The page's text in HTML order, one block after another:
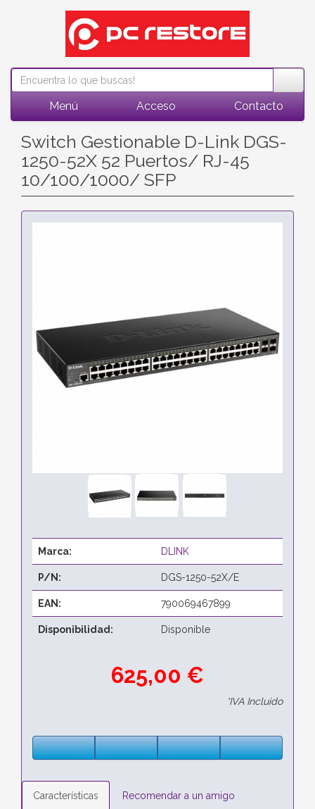
Menú Acceso Contacto
Switch Gestionable D-Link DGS-
1250-52X 52 Puertos/ RJ-45
10/100/1000/ SFP
Marca: DLINK
P/N: DGS-1250-52X/E
EAN: 790069467899
Disponibilidad: Disponible
625,00 €
*IVA Incluido
Características Recomendar a un amigo